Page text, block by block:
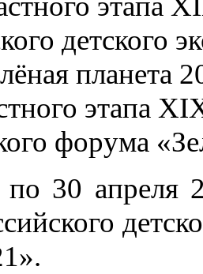
этапа
форума
30 апреля